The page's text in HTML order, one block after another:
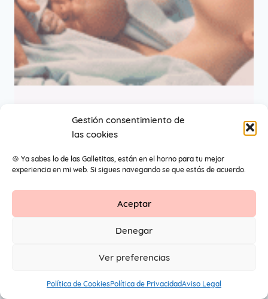
Gestión consentimiento de
las cookies
🍪 Ya sabes lo de las Galletitas, están en el horno para tu mejor
experiencia en mi web. Si sigues navegando se que estás de acuerdo.
Aceptar
Denegar
Ver preferencias
Política de CookiesPolítica de PrivacidadAviso Legal
Contacto piel con piel
Aviso Legal Protección de datos
© 2026 Primeros Pendientes by Maite Navarro. Todos los
derechos reservados.